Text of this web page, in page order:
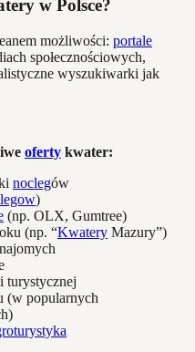
w Polsce?
możliwości: portale
społecznościowych,
wyszukiwarki jak
oferty kwater:
noclegów
)
(np. OLX, Gumtree)
(np. “Kwatery Mazury”)
turystycznej
(w popularnych